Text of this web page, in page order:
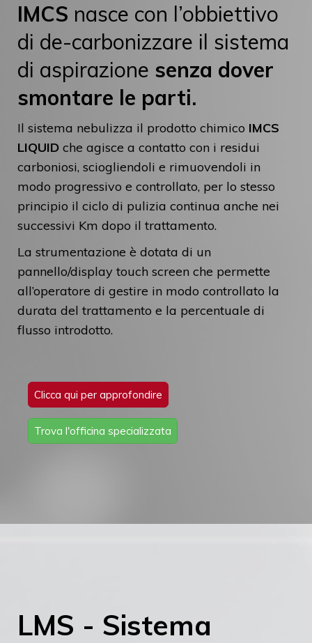
IMCS nasce con l’obbiettivo
di de-carbonizzare il sistema
di aspirazione senza dover
smontare le parti.
Il sistema nebulizza il prodotto chimico IMCS
LIQUID che agisce a contatto con i residui
carboniosi, sciogliendoli e rimuovendoli in
modo progressivo e controllato, per lo stesso
principio il ciclo di pulizia continua anche nei
successivi Km dopo il trattamento.
La strumentazione è dotata di un
pannello/display touch screen che permette
all’operatore di gestire in modo controllato la
durata del trattamento e la percentuale di
flusso introdotto.
Clicca qui per approfondire
Trova l'officina specializzata
LMS - Sistema